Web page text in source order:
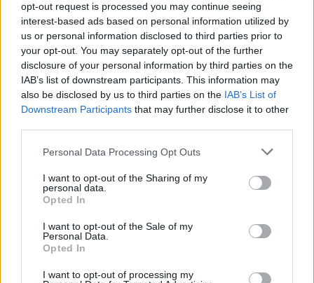
opt-out request is processed you may continue seeing
interest-based ads based on personal information utilized by
us or personal information disclosed to third parties prior to
your opt-out. You may separately opt-out of the further
disclosure of your personal information by third parties on the
IAB’s list of downstream participants. This information may
also be disclosed by us to third parties on the IAB’s List of
Downstream Participants that may further disclose it to other
Personal Data Processing Opt Outs
I want to opt-out of the Sharing of my
personal data.
Opted In
I want to opt-out of the Sale of my
Personal Data.
Opted In
I want to opt-out of processing my